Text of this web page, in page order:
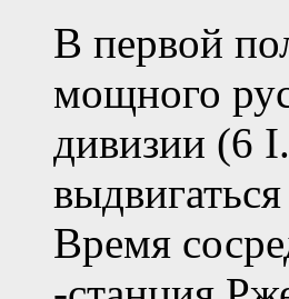
В первой
мощного
дивизии (6
Время